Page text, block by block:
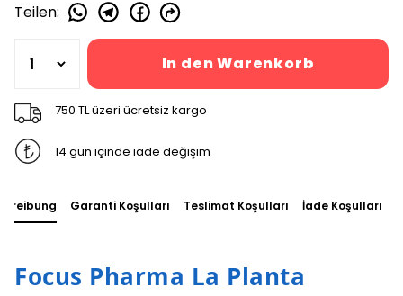
Teilen:
In den Warenkorb
750 TL üzeri ücretsiz kargo
14 gün içinde iade değişim
Garanti Koşulları Teslimat Koşulları İade Koşulları
Focus Pharma La Planta